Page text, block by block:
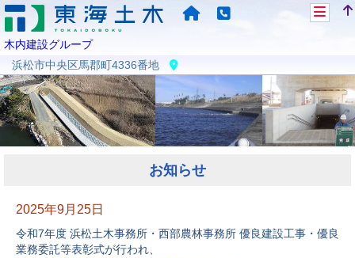
木内建設グループ
浜松市中央区馬郡町4336番地
お知らせ
2025年9月25日
令和7年度 浜松土木事務所・西部農林事務所 優良建設工事・優良
業務委託等表彰式が行われ、